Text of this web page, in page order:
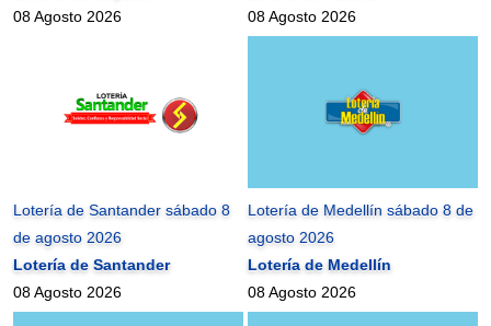
08 Agosto 2026
08 Agosto 2026
Lotería de Santander sábado 8
de agosto 2026
Lotería de Santander
08 Agosto 2026
Lotería de Medellín sábado 8 de
agosto 2026
Lotería de Medellín
08 Agosto 2026